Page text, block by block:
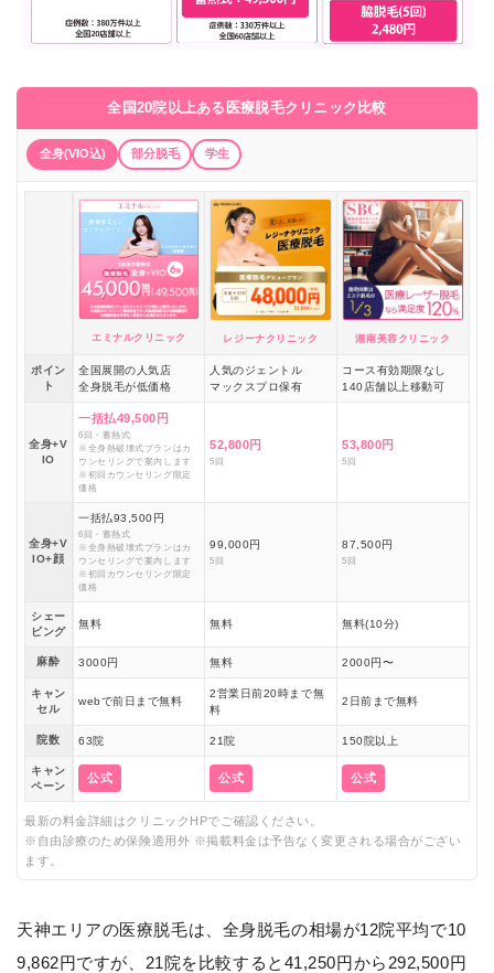
全国20院以上ある医療脱毛クリニック比較
全身(VIO込) 部分脱毛 学生
エミナルクリニック レジーナクリニック 湘南美容クリニック
ポイン
ト
全国展開の人気店
全身脱毛が低価格
人気のジェントル
マックスプロ保有
コース有効期限なし
140店舗以上移動可
全身+V
IO
一括払49,500円
6回・蓄熱式
※全身熱破壊式プランはカ
ウンセリングで案内します
※初回カウンセリング限定
価格
52,800円
5回
53,800円
5回
全身+V
IO+顔
一括払93,500円
6回・蓄熱式
※全身熱破壊式プランはカ
ウンセリングで案内します
※初回カウンセリング限定
価格
99,000円
5回
87,500円
5回
シェー
ビング
無料 無料 無料(10分)
麻酔 3000円 無料 2000円〜
キャン
セル
webで前日まで無料
2営業日前20時まで無
料
2日前まで無料
院数 63院 21院 150院以上
キャン
ペーン
公式 公式 公式
最新の料金詳細はクリニックHPでご確認ください。
※自由診療のため保険適用外 ※掲載料金は予告なく変更される場合がござい
ます。
天神エリアの医療脱毛は、全身脱毛の相場が12院平均で10
9,862円ですが、21院を比較すると41,250円から292,500円